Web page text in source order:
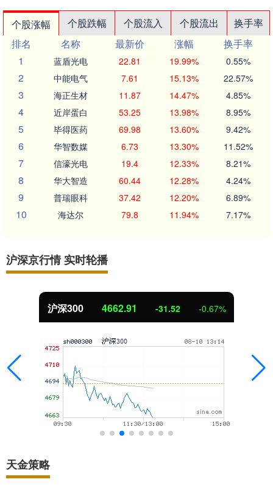
个股涨幅 个股跌幅 个股流入 个股流出
换手率
排名
名称 最新价 涨幅
换手率
1
蓝盾光电 22.81 19.99% 0.55%
2 中能电气 7.61 15.13% 22.57%
3 海正生材 11.87 14.47% 4.85%
4 近岸蛋白 53.25 13.98% 8.95%
5 毕得医药 69.98 13.60% 9.42%
6 华智数媒 6.73 13.30% 11.52%
7 信濠光电 19.4 12.33% 8.21%
8 华大智造 60.44 12.28% 4.24%
9 普瑞眼科 37.42 12.20% 6.89%
10 海达尔 79.8 11.94% 7.17%
沪深京行情 实时轮播
沪深300 4662.91 -31.52 -0.67%
天金策略